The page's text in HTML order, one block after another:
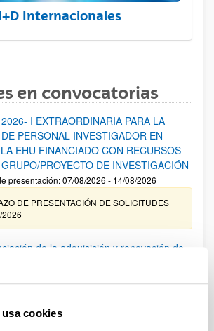
cookies
Internacionales
en convocatorias
I EXTRAORDINARIA PARA LA
PERSONAL INVESTIGADOR EN
EHU FINANCIADO CON RECURSOS
PROYECTO DE INVESTIGACIÓN
presentación: 07/08/2026 - 14/08/2026
DE PRESENTACIÓN DE SOLICITUDES
2026
de la adquisición y renovación de
y fondos bibliográficos en la
de errores del listado provisional de